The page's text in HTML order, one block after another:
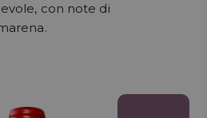
con note di